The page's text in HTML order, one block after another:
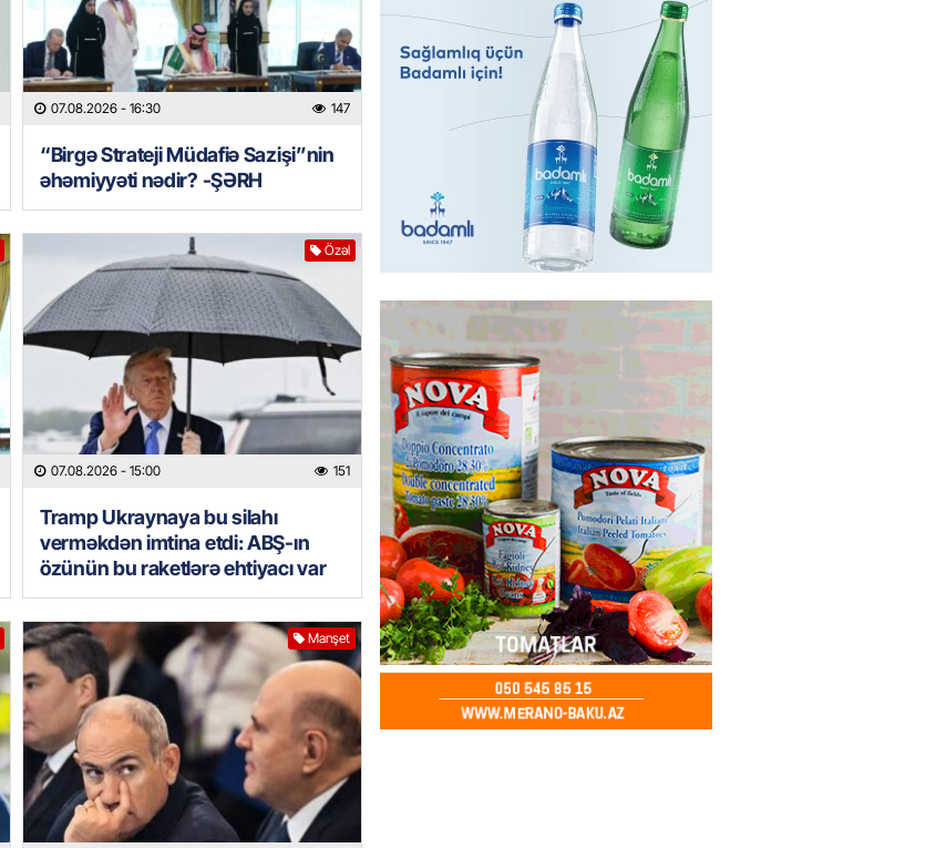
07.08.2026 - 16:30 147
“Birgə Strateji Müdafiə Sazişi”nin
əhəmiyyəti nədir? -ŞƏRH
Özəl
07.08.2026 - 15:00 151
Tramp Ukraynaya bu silahı
verməkdən imtina etdi: ABŞ-ın
özünün bu raketlərə ehtiyacı var
Manşet
ÖZƏL
İki futbolçu İran millisindən İMTİNA
ETDİ:Bu ölkəni seçdilər
158
Azərbaycanda sabah 39 dərəcə isti
olacaq
07.08.2026- 14:30 153
Birbank Biznes-dən mikro biznes
kreditinə 5%-dək endirim
07.08.2026- 14:28 150
HADISƏ
Sumqayıtda avtomobil qaçıran və
çimərlikdə mobil telefon oğurlayan
şəxslər saxlanılıb
07.08.2026- 14:15 155
GÜNDƏM
Kartdan karta istədiyiniz qədər
köçürmə edə bilərsiniz – VİDEO
07.08.2026- 14:00 154
MANŞET